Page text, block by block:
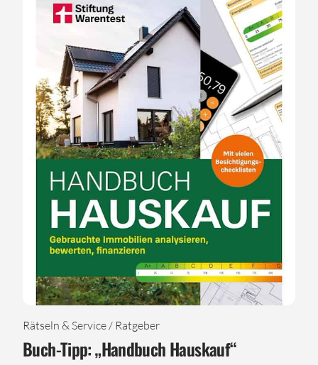
Rätseln & Service / Ratgeber
Buch-Tipp: „Handbuch Hauskauf“